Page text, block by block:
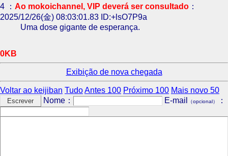
4 ： Ao mokoichannel, VIP deverá ser consultado ：
2025/12/26(金) 08:03:01.83 ID:+lsO7P9a
Uma dose gigante de esperança.
0KB
Exibição de nova chegada
Voltar ao keijiban TudoAntes 100 Próximo 100 Mais novo 50
Nome：
E-mail （opcional） ：